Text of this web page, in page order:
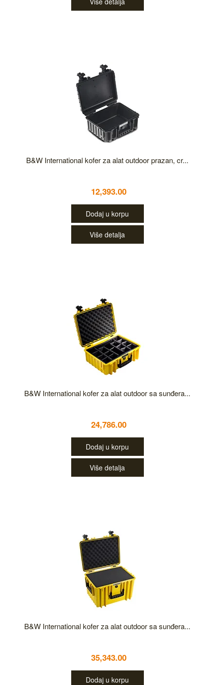
B&W International kofer za alat outdoor prazan, cr...
12,393.00
Dodaj u korpu
Više detalja
B&W International kofer za alat outdoor sa sunđera...
24,786.00
Dodaj u korpu
Više detalja
B&W International kofer za alat outdoor sa sunđera...
35,343.00
Dodaj u korpu